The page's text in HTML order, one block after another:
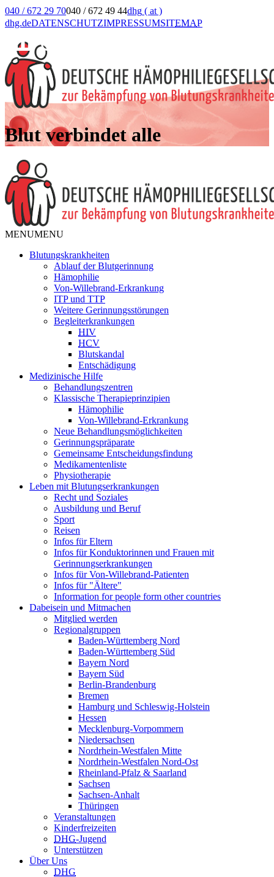
040 / 672 29 70040 / 672 49 44dhg ( at )
dhg.deDATENSCHUTZIMPRESSUMSITEMAP
Blut verbindet alle
MENUMENU
Blutungskrankheiten
Ablauf der Blutgerinnung
Hämophilie
Von-Willebrand-Erkrankung
ITP und TTP
Weitere Gerinnungsstörungen
Begleiterkrankungen
HIV
HCV
Blutskandal
Entschädigung
Medizinische Hilfe
Behandlungszentren
Klassische Therapieprinzipien
Hämophilie
Von-Willebrand-Erkrankung
Neue Behandlungsmöglichkeiten
Gerinnungspräparate
Gemeinsame Entscheidungsfindung
Medikamentenliste
Physiotherapie
Leben mit Blutungserkrankungen
Recht und Soziales
Ausbildung und Beruf
Sport
Reisen
Infos für Eltern
Infos für Konduktorinnen und Frauen mit
Gerinnungserkrankungen
Infos für Von-Willebrand-Patienten
Infos für "Ältere"
Information for people form other countries
Dabeisein und Mitmachen
Mitglied werden
Regionalgruppen
Baden-Württemberg Nord
Baden-Württemberg Süd
Bayern Nord
Bayern Süd
Berlin-Brandenburg
Bremen
Hamburg und Schleswig-Holstein
Hessen
Mecklenburg-Vorpommern
Niedersachsen
Nordrhein-Westfalen Mitte
Nordrhein-Westfalen Nord-Ost
Rheinland-Pfalz & Saarland
Sachsen
Sachsen-Anhalt
Thüringen
Veranstaltungen
Kinderfreizeiten
DHG-Jugend
Unterstützen
Über Uns
DHG